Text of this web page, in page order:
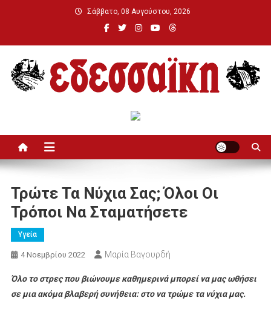
Σάββατο, 08 Αυγούστου, 2026
Τρώτε Τα Νύχια Σας; Όλοι Οι
Τρόποι Να Σταματήσετε
Υγεία
4 Νοεμβρίου 2022 Μαρία Βαγουρδή
Όλο το στρες που βιώνουμε καθημερινά μπορεί να μας ωθήσει
σε μια ακόμα βλαβερή συνήθεια: στο να τρώμε τα νύχια μας.